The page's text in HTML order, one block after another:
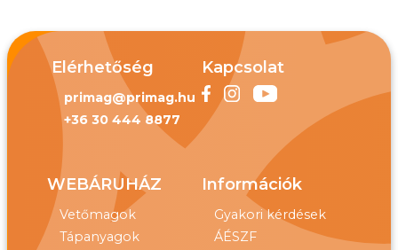
Elérhetőség
primag@primag.hu
+36 30 444 8877
Kapcsolat
WEBÁRUHÁZ
Vetőmagok
Tápanyagok
Információk
Gyakori kérdések
ÁÉSZF